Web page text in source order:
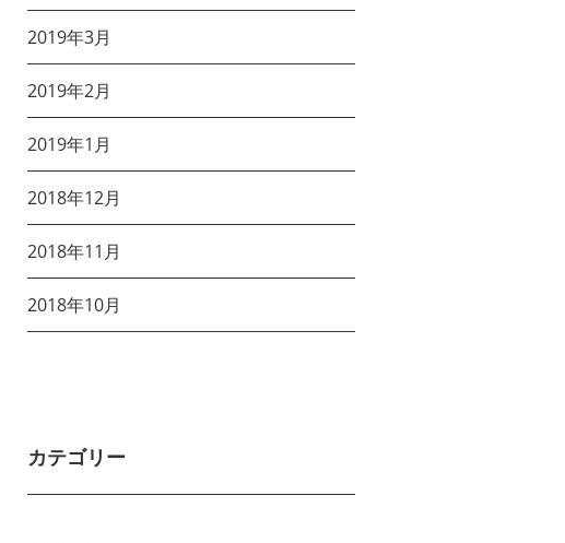
2019年3月
2019年2月
2019年1月
2018年12月
2018年11月
2018年10月
カテゴリー